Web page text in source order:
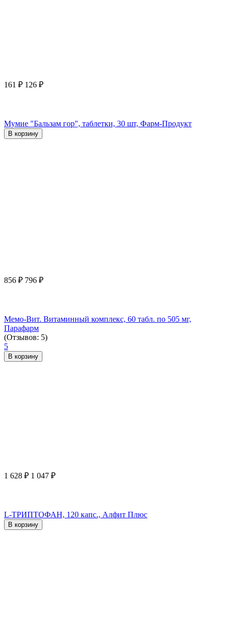
161 ₽ 126 ₽
Мумие "Бальзам гор", таблетки, 30 шт, Фарм-Продукт
В корзину
856 ₽ 796 ₽
Мемо-Вит. Витаминный комплекс, 60 табл. по 505 мг,
Парафарм
(Отзывов: 5)
5
В корзину
1 628 ₽ 1 047 ₽
L-ТРИПТОФАН, 120 капс., Алфит Плюс
В корзину